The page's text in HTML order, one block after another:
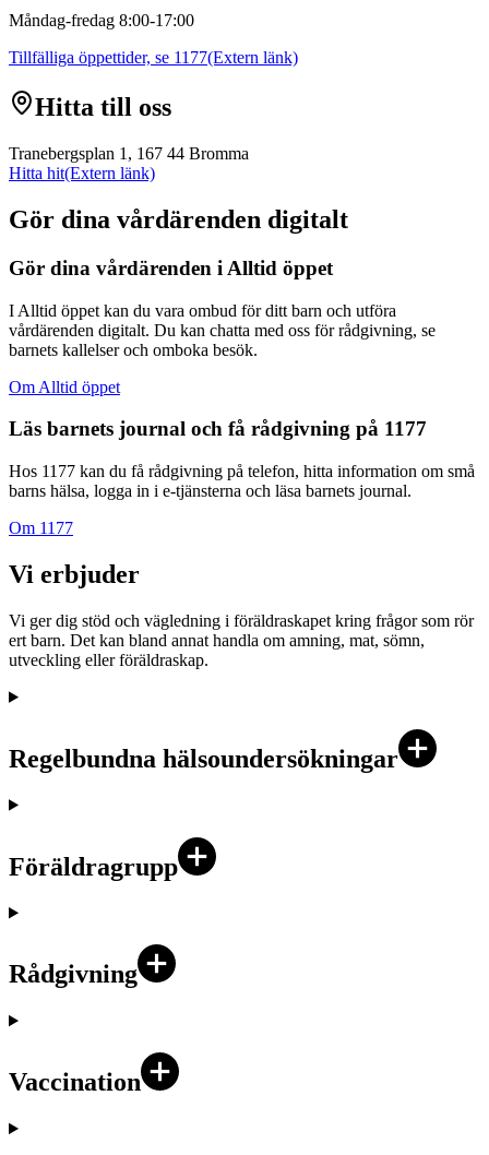
Måndag-fredag 8:00-17:00
Tillfälliga öppettider, se 1177(Extern länk)
Hitta till oss
Tranebergsplan 1, 167 44 Bromma
Hitta hit(Extern länk)
Gör dina vårdärenden digitalt
Gör dina vårdärenden i Alltid öppet
I Alltid öppet kan du vara ombud för ditt barn och utföra
vårdärenden digitalt. Du kan chatta med oss för rådgivning, se
barnets kallelser och omboka besök.
Om Alltid öppet
Läs barnets journal och få rådgivning på 1177
Hos 1177 kan du få rådgivning på telefon, hitta information om små
barns hälsa, logga in i e-tjänsterna och läsa barnets journal.
Om 1177
Vi erbjuder
Vi ger dig stöd och vägledning i föräldraskapet kring frågor som rör
ert barn. Det kan bland annat handla om amning, mat, sömn,
utveckling eller föräldraskap.
Regelbundna hälsoundersökningar
Föräldragrupp
Rådgivning
Vaccination